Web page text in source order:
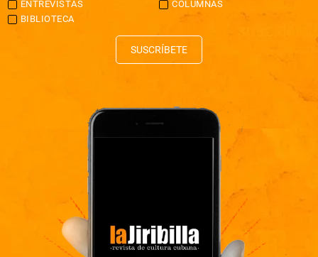
ENTREVISTAS
COLUMNAS
BIBLIOTECA
SUSCRÍBETE